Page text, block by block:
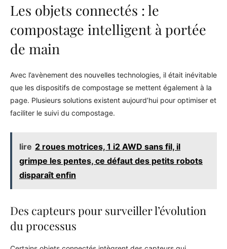
Les objets connectés : le
compostage intelligent à portée
de main
Avec l’avènement des nouvelles technologies, il était inévitable
que les dispositifs de compostage se mettent également à la
page. Plusieurs solutions existent aujourd’hui pour optimiser et
faciliter le suivi du compostage.
lire 2 roues motrices, 1 i2 AWD sans fil, il
grimpe les pentes, ce défaut des petits robots
disparaît enfin
Des capteurs pour surveiller l’évolution
du processus